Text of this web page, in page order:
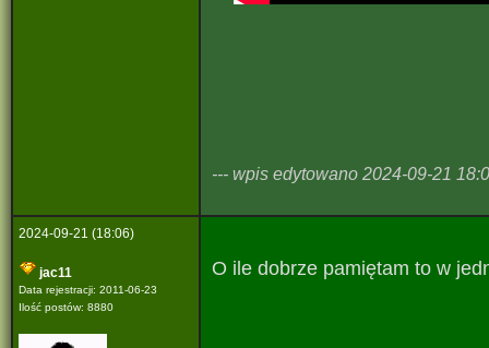
--- wpis edytowano 2024-09-21
2024-09-21 (18:06)
jac11
Data rejestracji: 2011-06-23
Ilość postów: 8880
O ile dobrze pamiętam to w